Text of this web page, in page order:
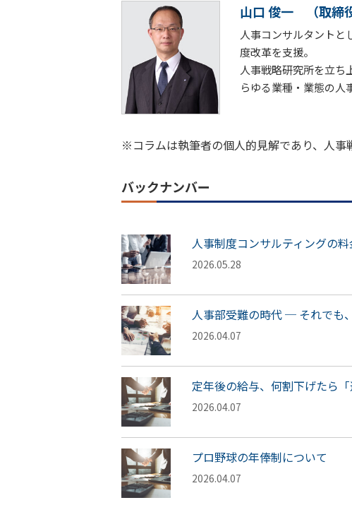
山口 俊一 （取締
人事コンサルタントと
度改革を支援。
人事戦略研究所を立ち
らゆる業種・業態の人
※コラムは執筆者の個人的見解であり、人事
バックナンバー
人事制度コンサルティングの
2026.05.28
人事部受難の時代 ─ それでも
2026.04.07
定年後の給与、何割下げたら
2026.04.07
プロ野球の年俸制について
2026.04.07